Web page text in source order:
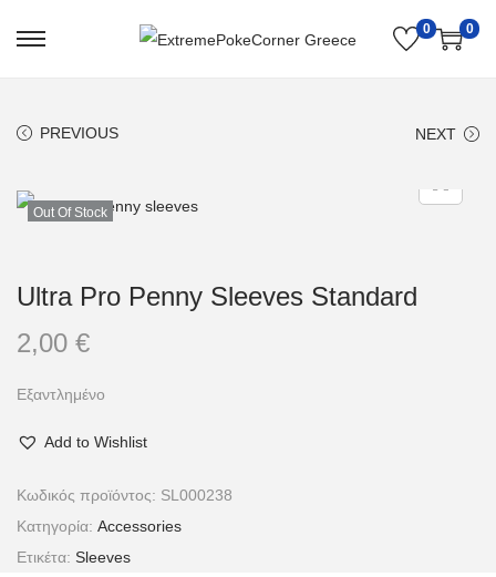
0 0
PREVIOUS NEXT
Out Of Stock
Ultra Pro Penny Sleeves Standard
2,00 €
Εξαντλημένο
Add to Wishlist
Κωδικός προϊόντος: SL000238
Κατηγορία: Accessories
Ετικέτα: Sleeves